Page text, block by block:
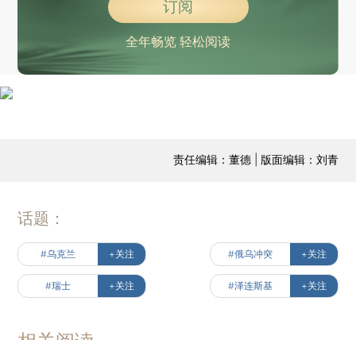
订阅
全年畅览 轻松阅读
责任编辑：董德 | 版面编辑：刘青
话题：
#乌克兰 +关注 #俄乌冲突 +关注
#瑞士 +关注 #泽连斯基 +关注